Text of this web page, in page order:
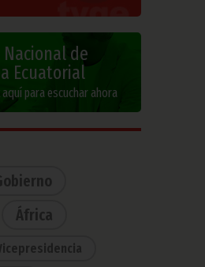
Nacional de
Ecuatorial
aquí para escuchar ahora
África